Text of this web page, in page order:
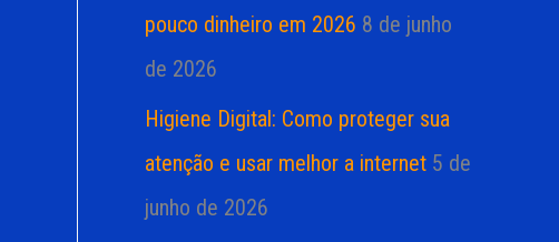
pouco dinheiro em 2026 8 de junho
de 2026
Higiene Digital: Como proteger sua
atenção e usar melhor a internet 5 de
junho de 2026